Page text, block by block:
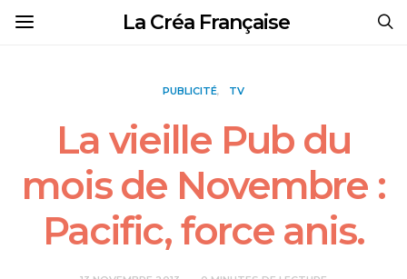
La Créa Française
PUBLICITÉ TV
La vieille Pub du
mois de Novembre :
Pacific, force anis.